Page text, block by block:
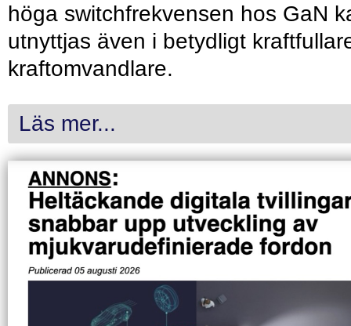
höga switchfrekvensen hos GaN
utnyttjas även i betydligt
kraftomvandlare.
Läs mer...